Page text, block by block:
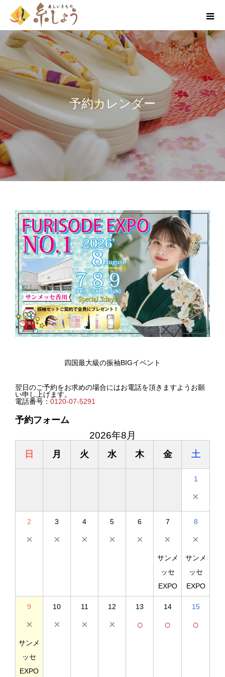
予約カレンダー
四国最大級の振袖BIGイベント
翌日のご予約をお求めの場合にはお電話を頂きますようお願
い申し上げます。
電話番号： 0120-07-5291
予約フォーム
2026年8月
日 月 火 水 木 金 土
1
×
2
×
3
×
4
×
5
×
6
×
7
×
サンメ
ッセ
EXPO
8
×
サンメ
ッセ
EXPO
9
×
サンメ
ッセ
EXPO
10
×
11
×
12
×
13
○
14
○
15
○